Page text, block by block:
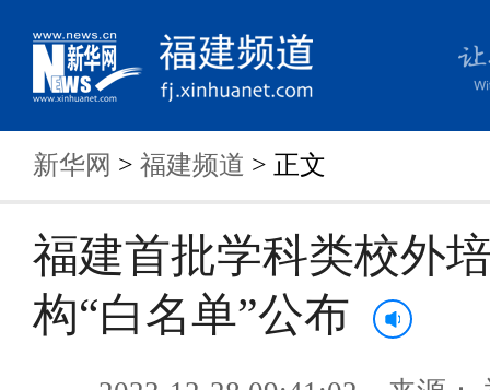
新华网 > 福建频道 > 正文
福建首批学科类校外
构“白名单”公布